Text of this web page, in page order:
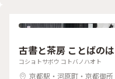
古書と茶房 ことばの
コショトサボウ コトバノハオト
京都駅・河原町・京都御